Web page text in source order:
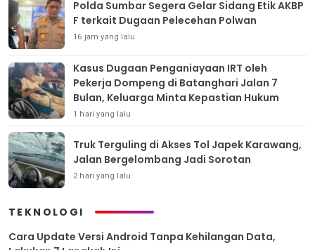
Polda Sumbar Segera Gelar Sidang Etik AKBP
F terkait Dugaan Pelecehan Polwan
16 jam yang lalu
Kasus Dugaan Penganiayaan IRT oleh
Pekerja Dompeng di Batanghari Jalan 7
Bulan, Keluarga Minta Kepastian Hukum
1 hari yang lalu
Truk Terguling di Akses Tol Japek Karawang,
Jalan Bergelombang Jadi Sorotan
2 hari yang lalu
TEKNOLOGI
Cara Update Versi Android Tanpa Kehilangan Data,